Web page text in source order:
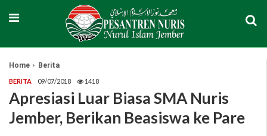
Home Berita
BERITA 09/07/2018 1418
Apresiasi Luar Biasa SMA Nuris
Jember, Berikan Beasiswa ke Pare